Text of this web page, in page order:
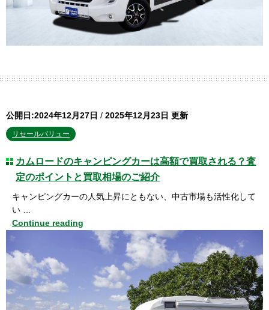
公開日:2024年12月27日 / 2025年12月23日 更新
リセールバリュー
カムロードのキャンピングカーは高額で買取される？査
定のポイントと買取相場のご紹介
キャンピングカーの人気上昇にともない、中古市場も活性化して
い …
Continue reading